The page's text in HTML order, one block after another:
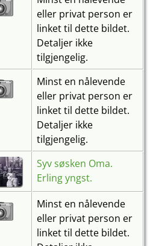
eller privat person er
linket til dette bildet.
Detaljer ikke
tilgjengelig.
Minst en nålevende
eller privat person er
linket til dette bildet.
Detaljer ikke
tilgjengelig.
Syv søsken Oma.
Erling yngst.
Minst en nålevende
eller privat person er
linket til dette bildet.